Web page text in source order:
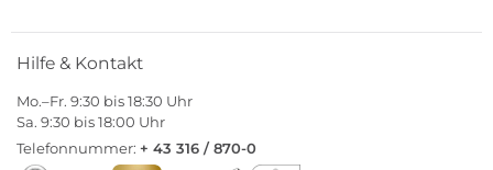
Hilfe & Kontakt
Mo.–Fr. 9:30 bis 18:30 Uhr
Sa. 9:30 bis 18:00 Uhr
Telefonnummer: + 43 316 / 870-0